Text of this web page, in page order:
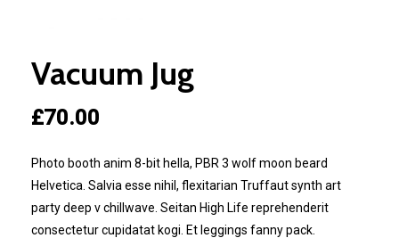
Vacuum Jug
£70.00
Photo booth anim 8-bit hella, PBR 3 wolf moon beard
Helvetica. Salvia esse nihil, flexitarian Truffaut synth art
party deep v chillwave. Seitan High Life reprehenderit
consectetur cupidatat kogi. Et leggings fanny pack.